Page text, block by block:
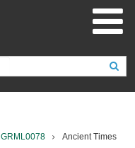
GRML0078 Ancient Times